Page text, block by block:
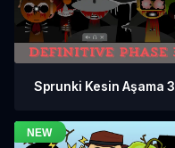
Sprunki Kesin Aşama 3